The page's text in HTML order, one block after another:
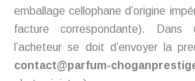
emballage cellophane d’origine
facture correspondante). Dans
l’acheteur se doit d’envoyer la
contact@parfum-